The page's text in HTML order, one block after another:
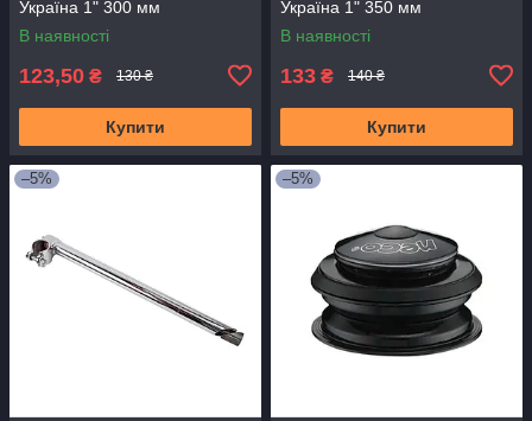
Україна 1" 300 мм
В наявності
123,50 ₴ 130 ₴
Купити
Україна 1" 350 мм
В наявності
133 ₴ 140 ₴
Купити
–5% –5%